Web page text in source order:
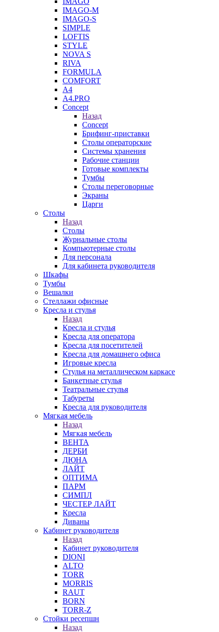
IMAGO-M
IMAGO-S
SIMPLE
LOFTIS
STYLE
NOVA S
RIVA
FORMULA
COMFORT
A4
A4.PRO
Concept
Назад
Concept
Брифинг-приставки
Столы операторские
Системы хранения
Рабочие станции
Готовые комплекты
Тумбы
Столы переговорные
Экраны
Царги
Столы
Назад
Столы
Журнальные столы
Компьютерные столы
Для персонала
Для кабинета руководителя
Шкафы
Тумбы
Вешалки
Стеллажи офисные
Кресла и стулья
Назад
Кресла и стулья
Кресла для оператора
Кресла для посетителей
Кресла для домашнего офиса
Игровые кресла
Стулья на металлическом каркасе
Банкетные стулья
Театральные стулья
Табуреты
Кресла для руководителя
Мягкая мебель
Назад
Мягкая мебель
ВЕНТА
ДЕРБИ
ДЮНА
ЛАЙТ
ОПТИМА
ПАРМ
СИМПЛ
ЧЕСТЕР ЛАЙТ
Кресла
Диваны
Кабинет руководителя
Назад
Кабинет руководителя
DIONI
ALTO
TORR
MORRIS
RAUT
BORN
TORR-Z
Стойки ресепшн
Назад